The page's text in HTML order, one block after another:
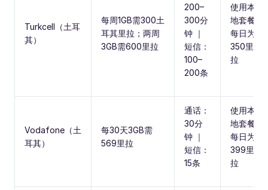
Turkcell（土耳
其）
每周1GB需300土
耳其里拉；两周
3GB需600里拉
200–
300分
钟 ｜
短信：
100–
200条
使用本
地套餐
每日为
350里
拉
Vodafone（土
耳其）
每30天3GB需
569里拉
通话：
30分
钟 ｜
短信：
15条
使用本
地套餐
每日为
399里
拉